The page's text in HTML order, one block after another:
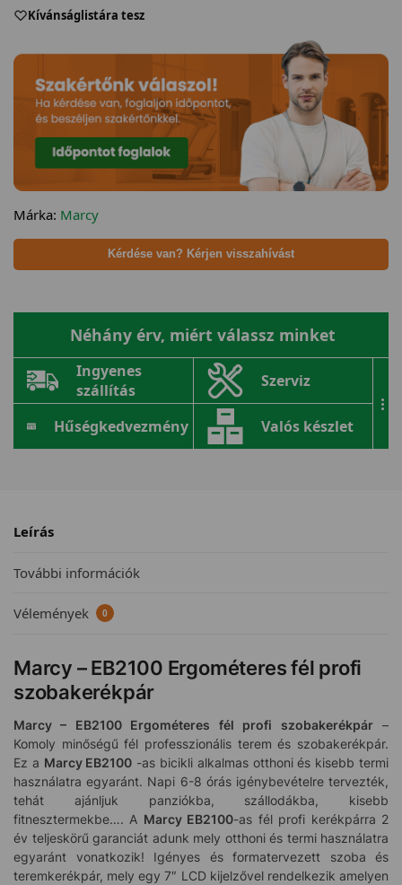
Kívánságlistára tesz
Márka: Marcy
Kérdése van? Kérjen visszahívást
Néhány érv, miért válassz minket
Ingyenes
szállítás
Szerviz
Hűségkedvezmény Valós készlet
...
Leírás
További információk
Vélemények 0
Marcy – EB2100 Ergométeres fél profi
szobakerékpár
Marcy – EB2100 Ergométeres fél profi szobakerékpár–
Komoly minőségű fél professzionális terem és szobakerékpár.
Ez a Marcy EB2100 -as bicikli alkalmas otthoni és kisebb termi
használatra egyaránt. Napi 6-8 órás igénybevételre tervezték,
tehát ajánljuk panziókba, szállodákba, kisebb
fitnesztermekbe…. A Marcy EB2100-as fél profi kerékpárra 2
év teljeskörű garanciát adunk mely otthoni és termi használatra
egyaránt vonatkozik! Igényes és formatervezett szoba és
teremkerékpár, mely egy 7″ LCD kijelzővel rendelkezik amelyen